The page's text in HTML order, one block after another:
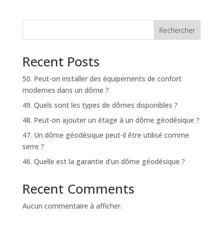
Rechercher
Recent Posts
50. Peut-on installer des équipements de confort
modernes dans un dôme ?
49. Quels sont les types de dômes disponibles ?
48. Peut-on ajouter un étage à un dôme géodésique ?
47. Un dôme géodésique peut-il être utilisé comme
serre ?
46. Quelle est la garantie d’un dôme géodésique ?
Recent Comments
Aucun commentaire à afficher.